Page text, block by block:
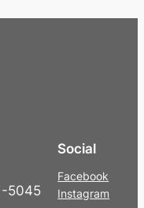
5045
Social
Facebook
Instagram